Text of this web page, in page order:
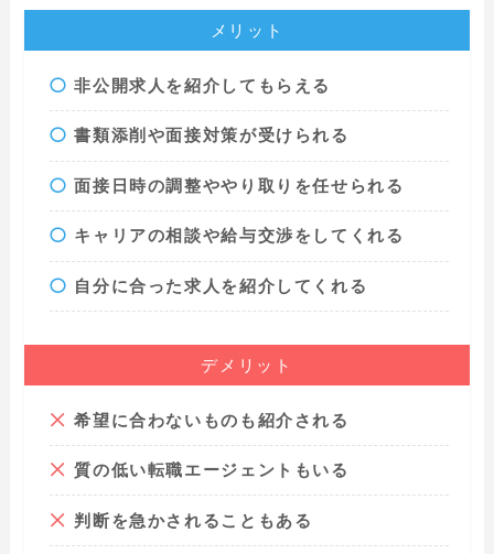
メリット
非公開求人を紹介してもらえる
書類添削や面接対策が受けられる
面接日時の調整ややり取りを任せられる
キャリアの相談や給与交渉をしてくれる
自分に合った求人を紹介してくれる
デメリット
希望に合わないものも紹介される
質の低い転職エージェントもいる
判断を急かされることもある